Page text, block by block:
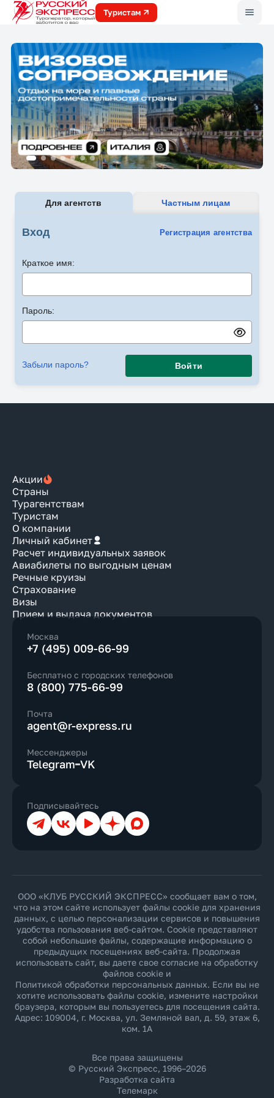
Туристам
Для агентств Частным лицам
Вход Регистрация агентства
Краткое имя:
Пароль:
Забыли пароль? Войти
Акции
Страны
Турагентствам
Туристам
О компании
Личный кабинет
Расчет индивидуальных заявок
Авиабилеты по выгодным ценам
Речные круизы
Страхование
Визы
Прием и выдача документов
Москва
+7 (495) 009-66-99
Бесплатно с городских телефонов
8 (800) 775-66-99
Почта
agent@r-express.ru
Мессенджеры
Telegram VK
Подписывайтесь
ТелеграмВКонтакте
YouTubeДзен Max
ООО «КЛУБ РУССКИЙ ЭКСПРЕСС» сообщает вам о том,
что на этом сайте использует файлы cookie для хранения
данных, с целью персонализации сервисов и повышения
удобства пользования веб-сайтом. Cookie представляют
собой небольшие файлы, содержащие информацию о
предыдущих посещениях веб-сайта. Продолжая
использовать сайт, вы даете свое согласие на обработку
файлов cookie и
Политикой обработки персональных данных. Если вы не
хотите использовать файлы cookie, измените настройки
браузера, которым вы пользуетесь для посещения сайта.
Адрес: 109004, г. Москва, ул. Земляной вал, д. 59, этаж 6,
ком. 1А
Все права защищены
© Русский Экспресс, 1996–2026
Разработка сайта
Телемарк